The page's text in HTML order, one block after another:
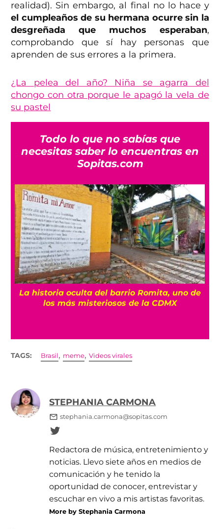
realidad). Sin embargo, al final no lo hace y
el cumpleaños de su hermana ocurre sin la
desgreñada que muchos esperaban,
comprobando que sí hay personas que
aprenden de sus errores a la primera.
¿La pelea del año? Niña se agarra del
chongo con otra porque le apagó la vela de
su pastel
Todo lo que no sabías que
necesitas saber lo encuentras en
Sopitas.com
La historia oculta del barrio Romita, uno de
los más misteriosos de la CDMX
TAGS: Brasil, meme,Videos virales
STEPHANIA CARMONA
stephania.carmona@sopitas.com
Redactora de música, entretenimiento y
noticias. Llevo siete años en medios de
comunicación y he tenido la
oportunidad de conocer, entrevistar y
escuchar en vivo a mis artistas favoritas.
More by Stephania Carmona